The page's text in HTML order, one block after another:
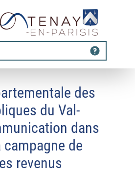
des
du Val-
dans
campagne de
revenus